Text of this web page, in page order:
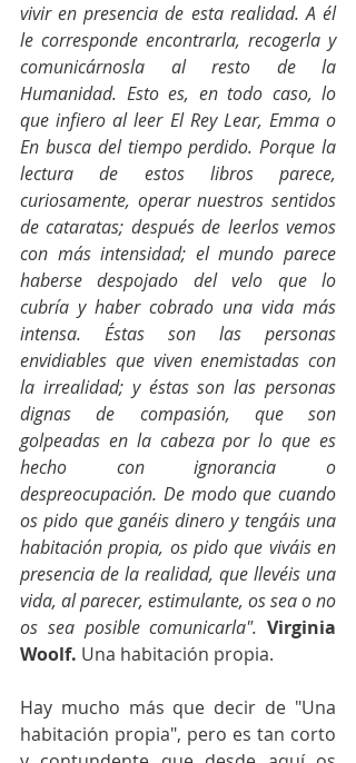
vivir en presencia de esta realidad. A él
le corresponde encontrarla, recogerla y
comunicárnosla al resto de la
Humanidad. Esto es, en todo caso, lo
que infiero al leer El Rey Lear, Emma o
En busca del tiempo perdido. Porque la
lectura de estos libros parece,
curiosamente, operar nuestros sentidos
de cataratas; después de leerlos vemos
con más intensidad; el mundo parece
haberse despojado del velo que lo
cubría y haber cobrado una vida más
intensa. Éstas son las personas
envidiables que viven enemistadas con
la irrealidad; y éstas son las personas
dignas de compasión, que son
golpeadas en la cabeza por lo que es
hecho con ignorancia o
despreocupación. De modo que cuando
os pido que ganéis dinero y tengáis una
habitación propia, os pido que viváis en
presencia de la realidad, que llevéis una
vida, al parecer, estimulante, os sea o no
os sea posible comunicarla". Virginia
Woolf. Una habitación propia.
Hay mucho más que decir de "Una
habitación propia", pero es tan corto